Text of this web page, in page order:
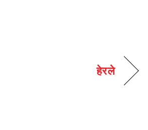
हेरले